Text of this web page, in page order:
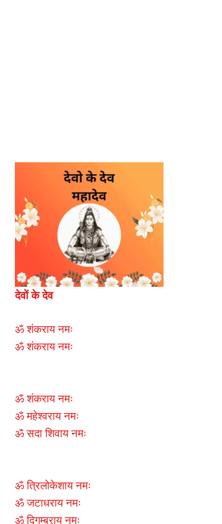
देवों के देव
ॐ शंकराय नमः
ॐ शंकराय नमः
ॐ शंकराय नमः
ॐ महेश्वराय नमः
ॐ सदा शिवाय नमः
ॐ त्रिलोकेशाय नमः
ॐ जटाधराय नमः
ॐ दिगम्बराय नमः